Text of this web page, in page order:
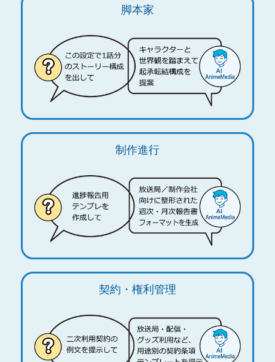
脚本家
制作進行
契約・権利管理